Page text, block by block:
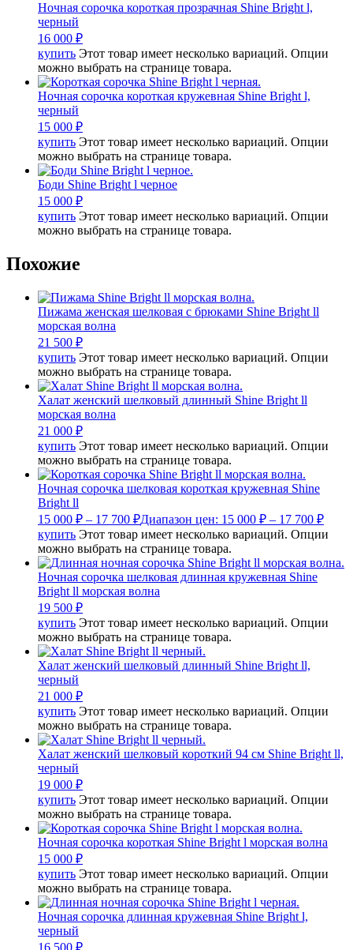
Ночная сорочка короткая прозрачная Shine Bright l,
черный
16 000 ₽
купить Этот товар имеет несколько вариаций. Опции
можно выбрать на странице товара.
Ночная сорочка короткая кружевная Shine Bright l,
черный
15 000 ₽
купить Этот товар имеет несколько вариаций. Опции
можно выбрать на странице товара.
Боди Shine Bright l черное
15 000 ₽
купить Этот товар имеет несколько вариаций. Опции
можно выбрать на странице товара.
Похожие
Пижама женская шелковая с брюками Shine Bright ll
морская волна
21 500 ₽
купить Этот товар имеет несколько вариаций. Опции
можно выбрать на странице товара.
Халат женский шелковый длинный Shine Bright ll
морская волна
21 000 ₽
купить Этот товар имеет несколько вариаций. Опции
можно выбрать на странице товара.
Ночная сорочка шелковая короткая кружевная Shine
Bright ll
15 000 ₽ – 17 700 ₽Диапазон цен: 15 000 ₽ – 17 700 ₽
купить Этот товар имеет несколько вариаций. Опции
можно выбрать на странице товара.
Ночная сорочка шелковая длинная кружевная Shine
Bright ll морская волна
19 500 ₽
купить Этот товар имеет несколько вариаций. Опции
можно выбрать на странице товара.
Халат женский шелковый длинный Shine Bright ll,
черный
21 000 ₽
купить Этот товар имеет несколько вариаций. Опции
можно выбрать на странице товара.
Халат женский шелковый короткий 94 см Shine Bright ll,
черный
19 000 ₽
купить Этот товар имеет несколько вариаций. Опции
можно выбрать на странице товара.
Ночная сорочка короткая Shine Bright l морская волна
15 000 ₽
купить Этот товар имеет несколько вариаций. Опции
можно выбрать на странице товара.
Ночная сорочка длинная кружевная Shine Bright l,
черный
16 500 ₽